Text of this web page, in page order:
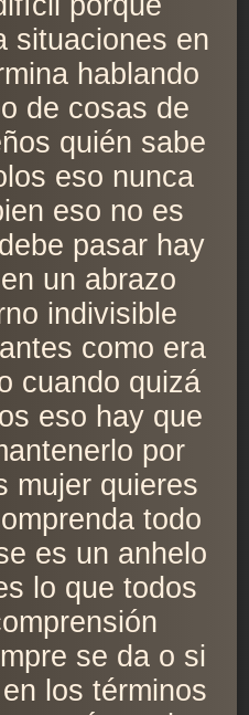
situaciones en
hablando
de cosas de
quién sabe
eso nunca
eso no es
pasar hay
un abrazo
indivisible
como era
cuando quizá
eso hay que
por
mujer quieres
todo
es un anhelo
lo que todos
se da o si
los términos